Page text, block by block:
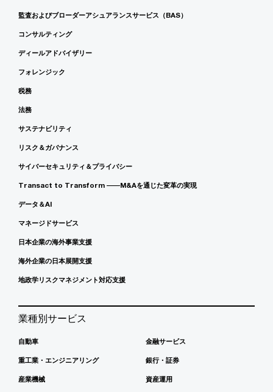
監査およびブローダーアシュアランスサービス（BAS）
コンサルティング
ディールアドバイザリー
フォレンジック
税務
法務
サステナビリティ
リスク＆ガバナンス
サイバーセキュリティ＆プライバシー
Transact to Transform ――M&Aを通じた変革の実現
データ＆AI
マネージドサービス
日本企業の海外事業支援
海外企業の日本展開支援
地政学リスクマネジメント対応支援
業種別サービス
自動車
重工業・エンジニアリング
産業機械
金融サービス
銀行・証券
資産運用